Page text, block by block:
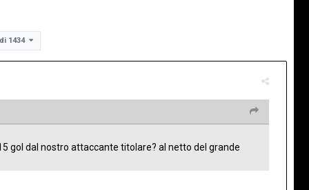
1434
gol dal nostro attaccante titolare? al netto del grande